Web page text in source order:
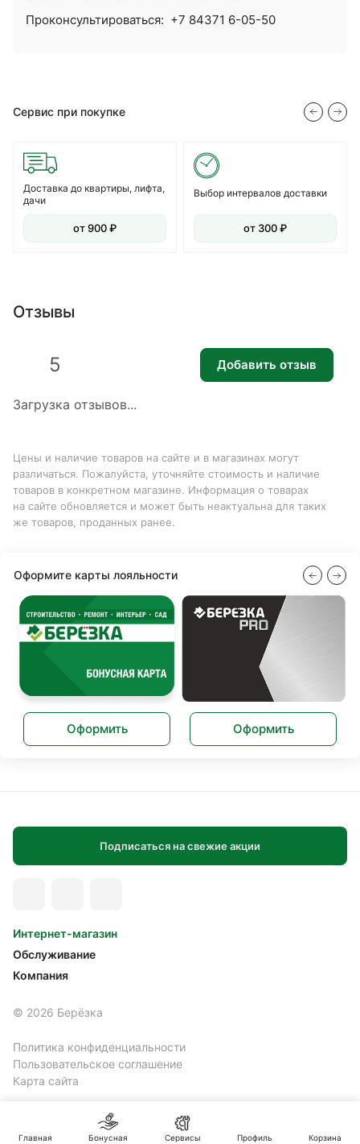
Проконсультироваться: +7 84371 6-05-50
Сервис при покупке
Доставка до квартиры, лифта,
дачи
от 900 ₽
Выбор интервалов доставки
от 300 ₽
Отзывы
Загрузка отзывов...
5 Добавить отзыв
Цены и наличие товаров на сайте и в магазинах могут
различаться. Пожалуйста, уточняйте стоимость и наличие
товаров в конкретном магазине. Информация о товарах
на сайте обновляется и может быть неактуальна для таких
же товаров, проданных ранее.
Оформите карты лояльности
Оформить Оформить
Подписаться на свежие акции
Интернет-магазин
Обслуживание
Компания
© 2026 Берёзка
Политика конфиденциальности
Пользовательское соглашение
Карта сайта
Главная Бонусная Сервисы Профиль Корзина